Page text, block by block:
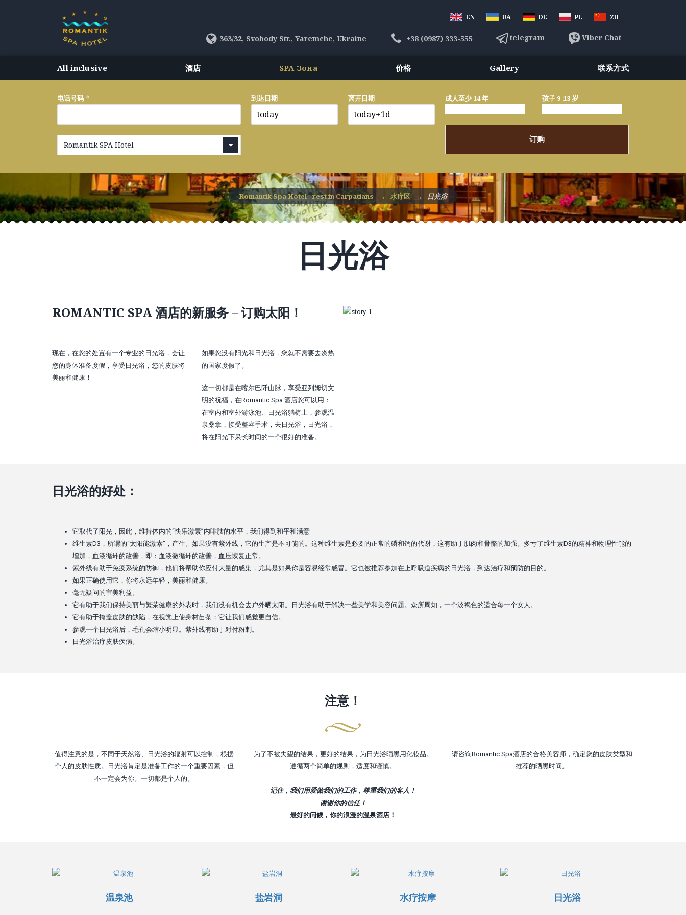
EN UA DE PL ZH
363/32, Svobody Str., Yaremche, Ukraine +38 (0987) 333-555 telegram Viber Chat
All inclusive 酒店 SPA Зона 价格 Gallery 联系方式
电话号码 *
Romantik SPA Hotel
到达日期 离开日期 成人至少 14 年 孩子 9-13 岁
订购
Romantik Spa Hotel - rest in Carpatians → 水疗区 → 日光浴
日光浴
ROMANTIC SPA 酒店的新服务 – 订购太阳！
现在，在您的处置有一个专业的日光浴，会让
您的身体准备度假，享受日光浴，您的皮肤将
美丽和健康！
如果您没有阳光和日光浴，您就不需要去炎热
的国家度假了。
这一切都是在喀尔巴阡山脉，享受亚列姆切文
明的祝福，在Romantic Spa 酒店您可以用：
在室内和室外游泳池、日光浴躺椅上，参观温
泉桑拿，接受整容手术，去日光浴，日光浴，
将在阳光下呆长时间的一个很好的准备。
日光浴的好处：
它取代了阳光，因此，维持体内的“快乐激素”内啡肽的水平，我们得到和平和满意
维生素D3，所谓的“太阳能激素”，产生。如果没有紫外线，它的生产是不可能的。这种维生素是必要的正常的磷和钙的代谢，这有助于肌肉和骨骼的加强。多亏了维生素D3的精神和物理性能的
增加，血液循环的改善，即：血液微循环的改善，血压恢复正常。
紫外线有助于免疫系统的防御，他们将帮助你应付大量的感染，尤其是如果你是容易经常感冒。它也被推荐参加在上呼吸道疾病的日光浴，到达治疗和预防的目的。
如果正确使用它，你将永远年轻，美丽和健康。
毫无疑问的审美利益。
它有助于我们保持美丽与繁荣健康的外表时，我们没有机会去户外晒太阳。日光浴有助于解决一些美学和美容问题。众所周知，一个淡褐色的适合每一个女人。
它有助于掩盖皮肤的缺陷，在视觉上使身材苗条；它让我们感觉更自信。
参观一个日光浴后，毛孔会缩小明显。紫外线有助于对付粉刺。
日光浴治疗皮肤疾病。
注意！
值得注意的是，不同于天然浴、日光浴的辐射可以控制，根据
个人的皮肤性质。日光浴肯定是准备工作的一个重要因素，但
不一定会为你。一切都是个人的。
为了不被失望的结果，更好的结果，为日光浴晒黑用化妆品。
遵循两个简单的规则，适度和谨慎。
请咨询Romantic Spa酒店的合格美容师，确定您的皮肤类型和
推荐的晒黑时间。
记住，我们用爱做我们的工作，尊重我们的客人！
谢谢你的信任！
最好的问候，你的浪漫的温泉酒店！
温泉池 盐岩洞 水疗按摩 日光浴